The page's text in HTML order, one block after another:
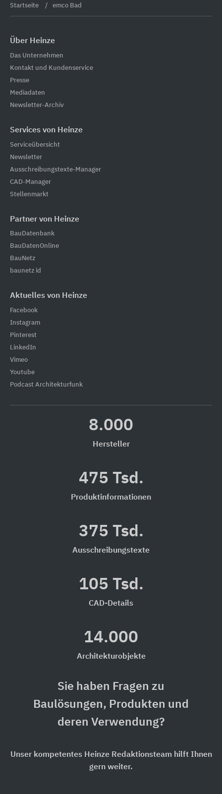
Startseite emco Bad
Über Heinze
Das Unternehmen
Kontakt und Kundenservice
Presse
Mediadaten
Newsletter-Archiv
Services von Heinze
Serviceübersicht
Newsletter
Ausschreibungstexte-Manager
CAD-Manager
Stellenmarkt
Partner von Heinze
BauDatenbank
BauDatenOnline
BauNetz
baunetz id
Aktuelles von Heinze
Facebook
Instagram
Pinterest
LinkedIn
Vimeo
Youtube
Podcast Architekturfunk
8.000
Hersteller
475 Tsd.
Produktinformationen
375 Tsd.
Ausschreibungstexte
105 Tsd.
CAD-Details
14.000
Architekturobjekte
Sie haben Fragen zu
Baulösungen, Produkten und
deren Verwendung?
Unser kompetentes Heinze Redaktionsteam hilft Ihnen
gern weiter.